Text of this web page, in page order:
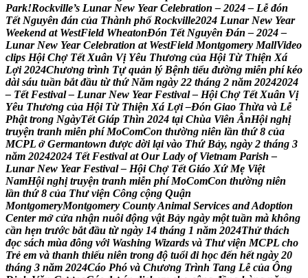
Park!Rockville’s Lunar New Year Celebration – 2024 – Lễ đón
Tết Nguyên đán của Thành phố Rockville2024 Lunar New Year
Weekend at WestField WheatonĐón Tết Nguyên Đán – 2024 –
Lunar New Year Celebration at WestField Montgomery MallVideo
clips Hội Chợ Tết Xuân Vị Yêu Thương của Hội Từ Thiện Xá
Lợi 2024Chương trình Tự quản lý Bệnh tiểu đường miễn phí kéo
dài sáu tuần bắt đầu từ thứ Năm ngày 22 tháng 2 năm 20242024
– Tết Festival – Lunar New Year Festival – Hội Chợ Tết Xuân Vị
Yêu Thương của Hội Từ Thiện Xá Lợi –Đón Giao Thừa và Lễ
Phật trong NgàyTết Giap Thin 2024 tại Chùa Viên ÂnHội nghị
truyện tranh miễn phí MoComCon thường niên lần thứ 8 của
MCPL ở Germantown được dời lại vào Thứ Bảy, ngày 2 tháng 3
năm 20242024 Tết Festival at Our Lady of Vietnam Parish –
Lunar New Year Festival – Hội Chợ Tết Giáo Xứ Mẹ Việt
NamHội nghị truyện tranh miễn phí MoComCon thường niên
lần thứ 8 của Thư viện Công cộng Quận
MontgomeryMontgomery CountyAnimal Services andAdoption
Center mở cửa nhận nuôi động vật Bảy ngày một tuần mà không
cần hẹn trước bắt đầu từ ngày 14 tháng 1 năm 2024Thử thách
đọc sách mùa đông với Washing Wizards và Thư viện MCPL cho
Trẻ em và thanh thiếu niên trong độ tuổi đi học đến hết ngày 20
tháng 3 năm 2024Cáo Phó và Chương Trình Tang Lễ của Ông